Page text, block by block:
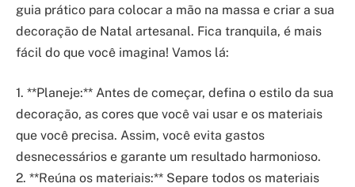
guia prático para colocar a mão na massa e criar a sua
decoração de Natal artesanal. Fica tranquila, é mais
fácil do que você imagina! Vamos lá:
1. **Planeje:** Antes de começar, defina o estilo da sua
decoração, as cores que você vai usar e os materiais
que você precisa. Assim, você evita gastos
desnecessários e garante um resultado harmonioso.
2. **Reúna os materiais:** Separe todos os materiais